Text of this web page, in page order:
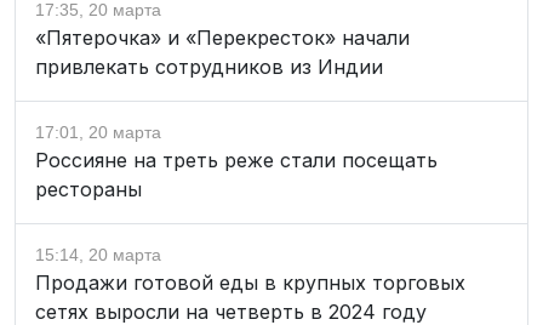
17:35, 20 марта
«Пятерочка» и «Перекресток» начали
привлекать сотрудников из Индии
17:01, 20 марта
Россияне на треть реже стали посещать
рестораны
15:14, 20 марта
Продажи готовой еды в крупных торговых
сетях выросли на четверть в 2024 году